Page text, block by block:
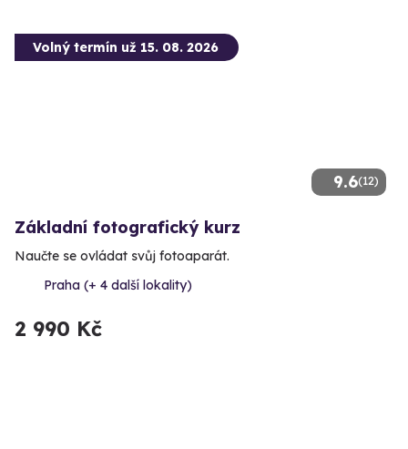
9.6(12)
Volný termín už 15. 08. 2026
Základní fotografický kurz
Naučte se ovládat svůj fotoaparát.
Praha (+ 4 další lokality)
2 990 Kč